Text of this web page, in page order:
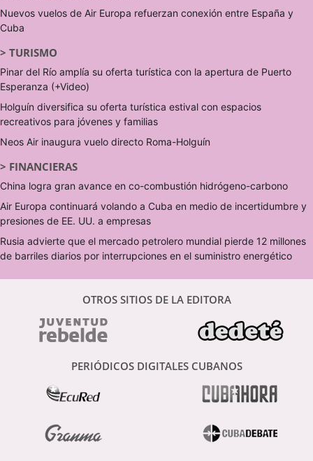
Nuevos vuelos de Air Europa refuerzan conexión entre España y
Cuba
> TURISMO
Pinar del Río amplía su oferta turística con la apertura de Puerto
Esperanza (+Video)
Holguín diversifica su oferta turística estival con espacios
recreativos para jóvenes y familias
Neos Air inaugura vuelo directo Roma-Holguín
> FINANCIERAS
China logra gran avance en co-combustión hidrógeno-carbono
Air Europa continuará volando a Cuba en medio de incertidumbre y
presiones de EE. UU. a empresas
Rusia advierte que el mercado petrolero mundial pierde 12 millones
de barriles diarios por interrupciones en el suministro energético
OTROS SITIOS DE LA EDITORA
PERIÓDICOS DIGITALES CUBANOS